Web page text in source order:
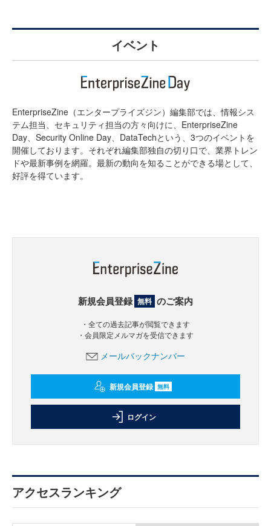
イベント
EnterpriseZine（エンタープライズジン）編集部では、情報シス
テム担当、セキュリティ担当の方々向けに、EnterpriseZine
Day、Security Online Day、DataTechという、3つのイベントを
開催しております。それぞれ編集部独自の切り口で、業界トレン
ドや最新事例を網羅。最新の動向を知ることができる場として、
好評を得ています。
新規会員登録 無料 のご案内
・全ての過去記事が閲覧できます
・会員限定メルマガを受信できます
メールバックナンバー
新規会員登録 無料
ログイン
アクセスランキング